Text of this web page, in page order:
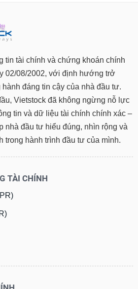
tin tài chính và chứng khoán chính
02/08/2002, với định hướng trở
đáng tin cậy của nhà đầu tư.
Vietstock đã không ngừng nỗ lực
tin và dữ liệu tài chính chính xác –
nhà đầu tư hiểu đúng, nhìn rộng và
trong hành trình đầu tư của mình.
TÀI CHÍNH